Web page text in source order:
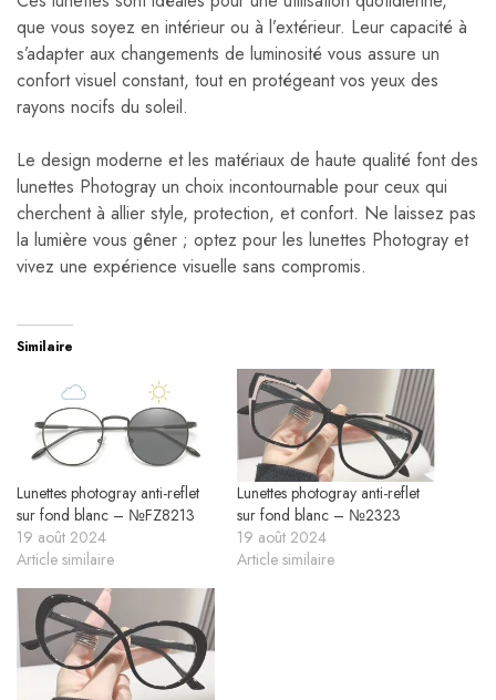
que vous soyez en intérieur ou à l’extérieur. Leur capacité à
s’adapter aux changements de luminosité vous assure un
confort visuel constant, tout en protégeant vos yeux des
rayons nocifs du soleil.
Le design moderne et les matériaux de haute qualité font des
lunettes Photogray un choix incontournable pour ceux qui
cherchent à allier style, protection, et confort. Ne laissez pas
la lumière vous gêner ; optez pour les lunettes Photogray et
vivez une expérience visuelle sans compromis.
Similaire
Lunettes photogray anti-reflet
sur fond blanc – №FZ8213
19 août 2024
Article similaire
Lunettes photogray anti-reflet
sur fond blanc – №2323
19 août 2024
Article similaire